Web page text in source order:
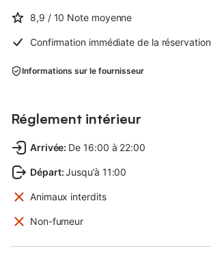
8,9 / 10 Note moyenne
Confirmation immédiate de la réservation
Informations sur le fournisseur
Réglement intérieur
Arrivée: De 16:00 à 22:00
Départ:Jusqu’à 11:00
Animaux interdits
Non-fumeur